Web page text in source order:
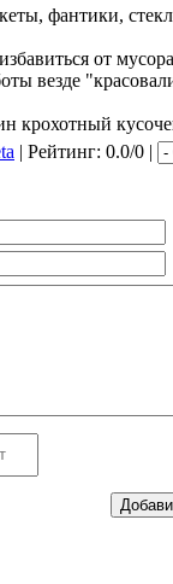
фантики,
от
везде
| Рейтинг: 0.0/0 |